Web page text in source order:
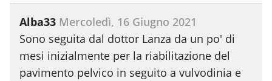
Alba33 Mercoledì, 16 Giugno 2021
Sono seguita dal dottor Lanza da un po' di
mesi inizialmente per la riabilitazione del
pavimento pelvico in seguito a vulvodinia e